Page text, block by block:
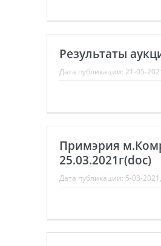
Результаты
Дата публикации: 21-05-
Примэрия
25.03.2021г(doc)
Дата публикации: 5-03-